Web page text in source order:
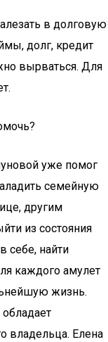
в долговую
долг, кредит
вырваться. Для
уже помог
семейную
другим
из состояния
себе, найти
каждого амулет
жизнь.
обладает
владельца. Елена